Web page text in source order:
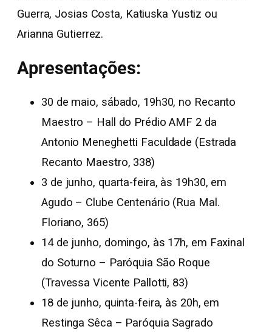
Guerra, Josias Costa, Katiuska Yustiz ou
Arianna Gutierrez.
Apresentações:
30 de maio, sábado, 19h30, no Recanto
Maestro – Hall do Prédio AMF 2 da
Antonio Meneghetti Faculdade (Estrada
Recanto Maestro, 338)
3 de junho, quarta-feira, às 19h30, em
Agudo – Clube Centenário (Rua Mal.
Floriano, 365)
14 de junho, domingo, às 17h, em Faxinal
do Soturno – Paróquia São Roque
(Travessa Vicente Pallotti, 83)
18 de junho, quinta-feira, às 20h, em
Restinga Sêca – Paróquia Sagrado